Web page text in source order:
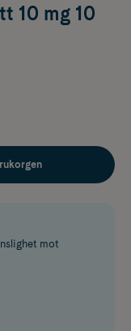
10 mg 10
mot